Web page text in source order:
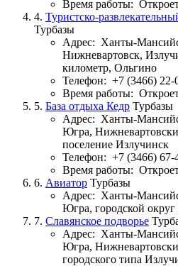
Время работы:
4. Туристско-
Турбазы
Адрес: Ханты-
Нижневартовск,
километр, Ольгино
Телефон: +7 (3466) 22-
Время работы:
5. База отдыха Кедр Турбазы
Адрес: Ханты-
Югра,
поселение Излучинск
Телефон: +7 (3466) 67-
Время работы:
6. Авиатор Турбазы
Адрес: Ханты-
Югра, городской
7. Славянское подворье
Адрес: Ханты-
Югра,
городского типа